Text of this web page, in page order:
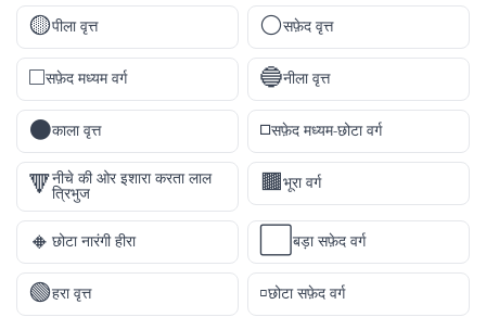
🟡पीला वृत्त ⚪सफ़ेद वृत्त
◻️सफ़ेद मध्यम वर्ग 🔵नीला वृत्त
⚫काला वृत्त ◽सफ़ेद मध्यम-छोटा वर्ग
🔻नीचे की ओर इशारा करता लाल
त्रिभुज
🟫भूरा वर्ग
🔸 छोटा नारंगी हीरा बड़ा सफ़ेद वर्ग
🟢हरा वृत्त ▫️छोटा सफ़ेद वर्ग